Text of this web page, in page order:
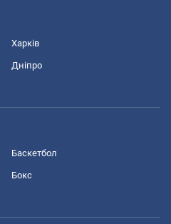
Харків
Дніпро
Баскетбол
Бокс